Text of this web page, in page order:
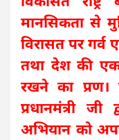
मानसिकता से
विरासत पर
तथा देश की
रखने का
प्रधानमंत्री जी
अभियान को